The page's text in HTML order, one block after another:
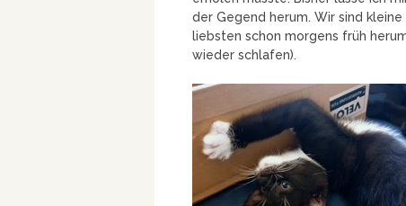
der Gegend herum. Wir sind
liebsten schon morgens früh
wieder schlafen).